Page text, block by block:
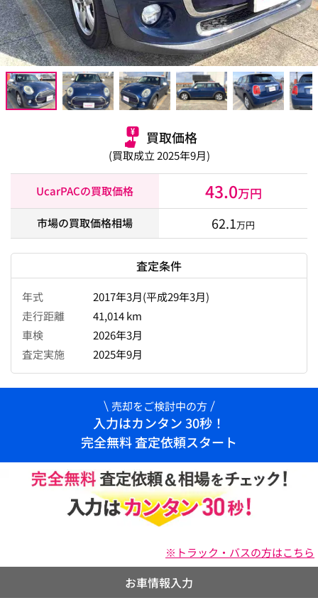
買取価格
(買取成立 2025年9月)
UcarPACの買取価格 43.0万円
市場の買取価格相場 62.1万円
査定条件
年式
2017年3月(平成29年3月)
走行距離
41,014 km
車検
2026年3月
査定実施
2025年9月
売却をご検討中の方
入力はカンタン 30秒！
完全無料 査定依頼スタート
※トラック・バスの方はこちら
お車情報入力